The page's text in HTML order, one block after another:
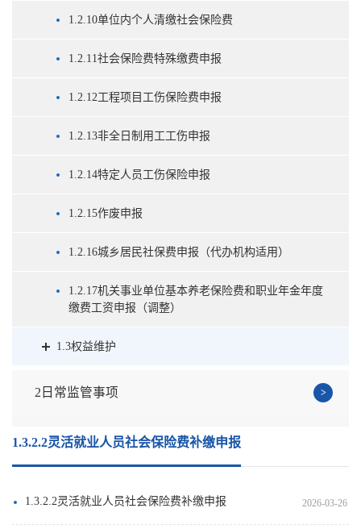
1.2.10单位内个人清缴社会保险费
1.2.11社会保险费特殊缴费申报
1.2.12工程项目工伤保险费申报
1.2.13非全日制用工工伤申报
1.2.14特定人员工伤保险申报
1.2.15作废申报
1.2.16城乡居民社保费申报（代办机构适用）
1.2.17机关事业单位基本养老保险费和职业年金年度
缴费工资申报（调整）
1.3权益维护
2日常监管事项
1.3.2.2灵活就业人员社会保险费补缴申报
1.3.2.2灵活就业人员社会保险费补缴申报 2026-03-26